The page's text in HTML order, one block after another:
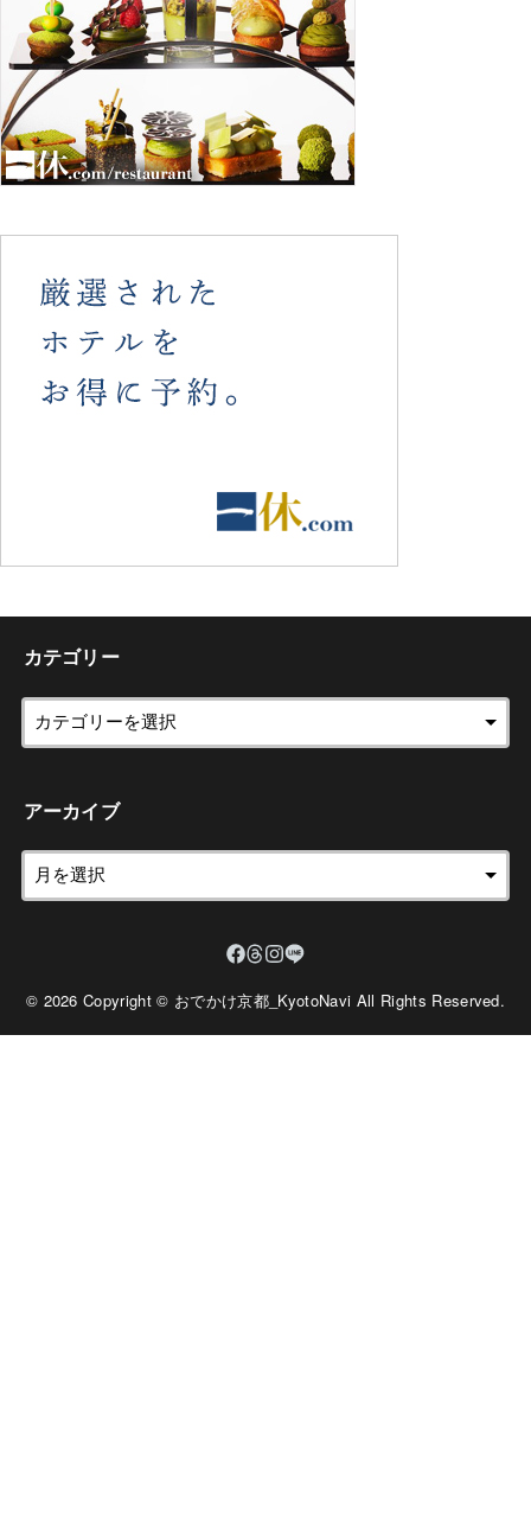
カテゴリー
アーカイブ
© 2026 Copyright © おでかけ京都_KyotoNavi All Rights Reserved.